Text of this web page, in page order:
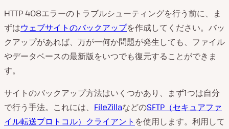
HTTP 408エラーのトラブルシューティングを行う前に、ま
ずはウェブサイトのバックアップを作成してください。バッ
クアップがあれば、万が一何か問題が発生しても、ファイル
やデータベースの最新版をいつでも復元することができま
す。
サイトのバックアップ方法はいくつかあり、まず1つは自分
で行う手法。これには、 FileZillaなどのSFTP（セキュアファ
イル転送プロトコル）クライアント を使用します。利用して